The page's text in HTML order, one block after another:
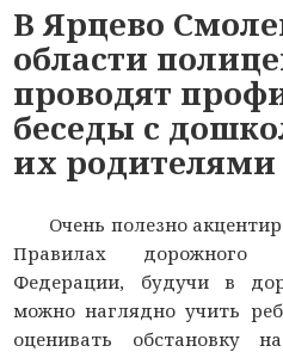
В Ярцево
области
проводят
беседы с
их родителями
Очень полезно
Правилах дорожного
Федерации, будучи в
можно наглядно учить
оценивать обстановку